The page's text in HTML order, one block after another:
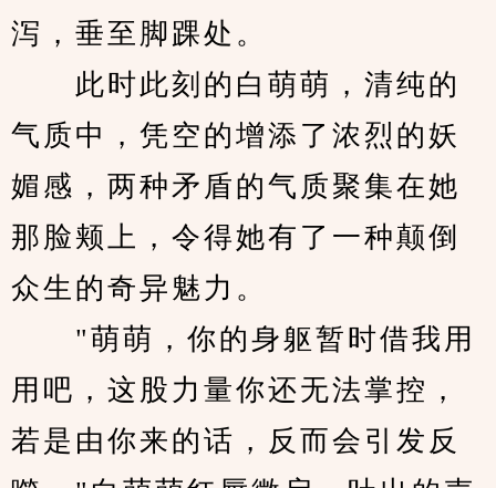
泻，垂至脚踝处。
此时此刻的白萌萌，清纯的
气质中，凭空的增添了浓烈的妖
媚感，两种矛盾的气质聚集在她
那脸颊上，令得她有了一种颠倒
众生的奇异魅力。
"萌萌，你的身躯暂时借我用
用吧，这股力量你还无法掌控，
若是由你来的话，反而会引发反